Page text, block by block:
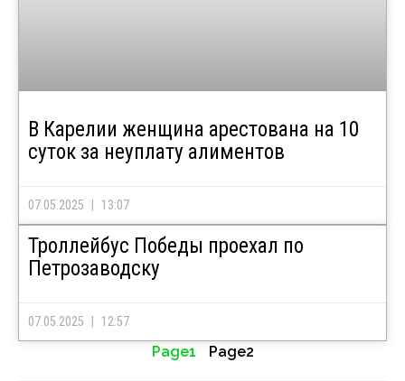
В Карелии женщина арестована на 10
суток за неуплату алиментов
07.05.2025 13:07
Троллейбус Победы проехал по
Петрозаводску
07.05.2025 12:57
Page1 Page2